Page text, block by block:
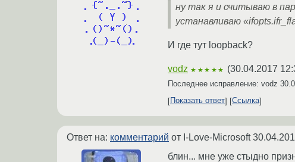
ну так я и считываю в
устанавливаю
И где тут loopback?
vodz ★★★★★ (30.04.2017
Последнее исправление: vodz
Показать ответ
Ссылка
Ответ на: комментарий от I-Love-Microsoft
блин... мне уже стыдно